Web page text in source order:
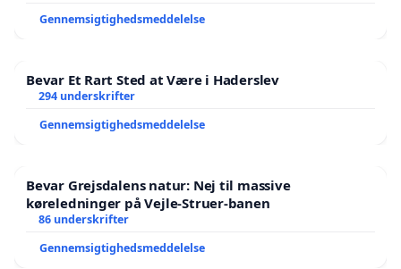
Gennemsigtighedsmeddelelse
Bevar Et Rart Sted at Være i Haderslev
294 underskrifter
Gennemsigtighedsmeddelelse
Bevar Grejsdalens natur: Nej til massive
køreledninger på Vejle-Struer-banen
86 underskrifter
Gennemsigtighedsmeddelelse